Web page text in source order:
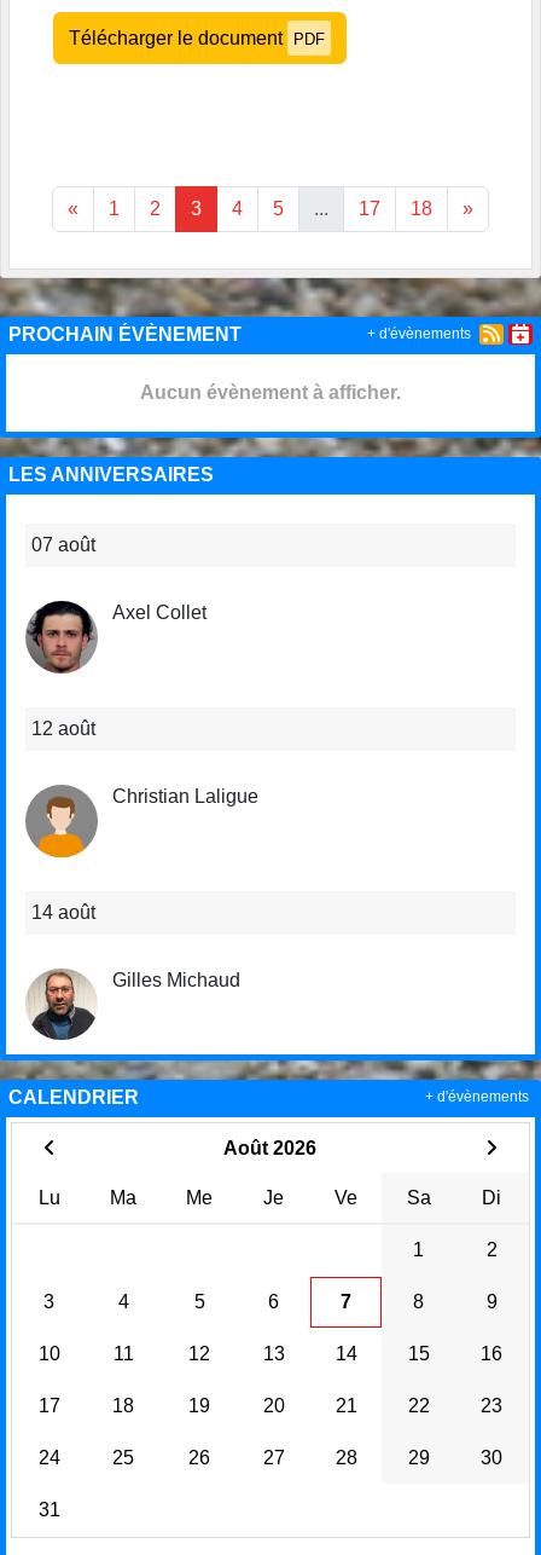
Télécharger le document PDF
« 1 2 3 4 5 ... 17 18 »
PROCHAIN ÉVÈNEMENT
Aucun évènement à afficher.
+ d'évènements
LES ANNIVERSAIRES
07 août
Axel Collet
12 août
Christian Laligue
14 août
Gilles Michaud
CALENDRIER
Août 2026
Lu Ma Me Je Ve Sa Di
1 2
3 4 5 6 7 8 9
10 11 12 13 14 15 16
17 18 19 20 21 22 23
24 25 26 27 28 29 30
31
+ d'évènements